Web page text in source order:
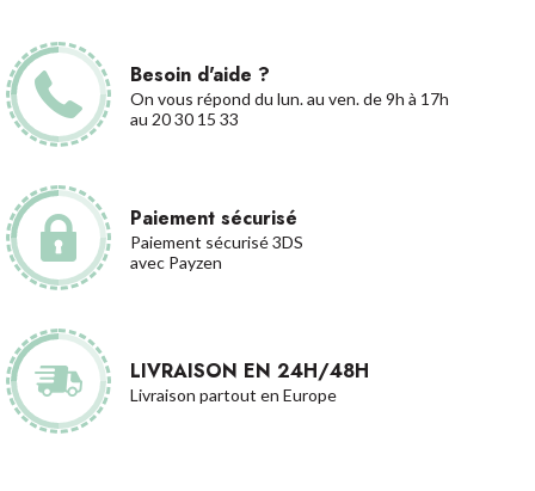
Besoin d'aide ?
On vous répond du lun. au ven. de 9h à 17h
au 20 30 15 33
Paiement sécurisé
Paiement sécurisé 3DS
avec Payzen
LIVRAISON EN 24H/48H
Livraison partout en Europe